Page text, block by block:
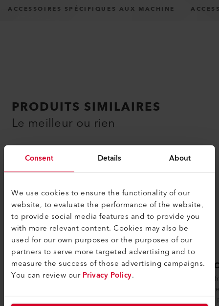
Consent Details About
We use cookies to ensure the functionality of our
website, to evaluate the performance of the website,
to provide social media features and to provide you
with more relevant content. Cookies may also be
used for our own purposes or the purposes of our
partners to serve more targeted advertising and to
measure the success of those advertising campaigns.
You can review ourPrivacy Policy.
ACCESSOIRES SPÉCIFIQUES AUX MACHINE
PRODUITS SIMILAIRES
Le meilleur ou rien
GROOVY
L'outil de gougeage GROOVY est l'outil
La
de